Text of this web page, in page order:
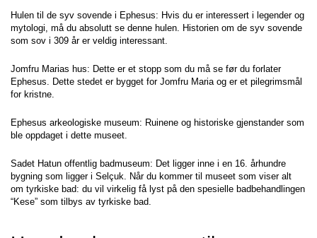
Hulen til de syv sovende i Ephesus: Hvis du er interessert i legender og
mytologi, må du absolutt se denne hulen. Historien om de syv sovende
som sov i 309 år er veldig interessant.
Jomfru Marias hus: Dette er et stopp som du må se før du forlater
Ephesus. Dette stedet er bygget for Jomfru Maria og er et pilegrimsmål
for kristne.
Ephesus arkeologiske museum: Ruinene og historiske gjenstander som
ble oppdaget i dette museet.
Sadet Hatun offentlig badmuseum: Det ligger inne i en 16. århundre
bygning som ligger i Selçuk. Når du kommer til museet som viser alt
om tyrkiske bad: du vil virkelig få lyst på den spesielle badbehandlingen
“Kese” som tilbys av tyrkiske bad.